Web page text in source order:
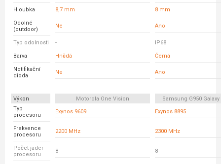
Hloubka 8,7 mm 8 mm
Odolné
(outdoor)
Ne Ano
Typ odolnosti - IP68
Barva Hnědá Černá
Notifikační
dioda
Ne Ano
Výkon Motorola One Vision
Samsung G950 Galaxy
Typ
procesoru
Exynos 9609 Exynos 8895
Frekvence
procesoru
2200 MHz 2300 MHz
Počet jader
procesoru
8 8